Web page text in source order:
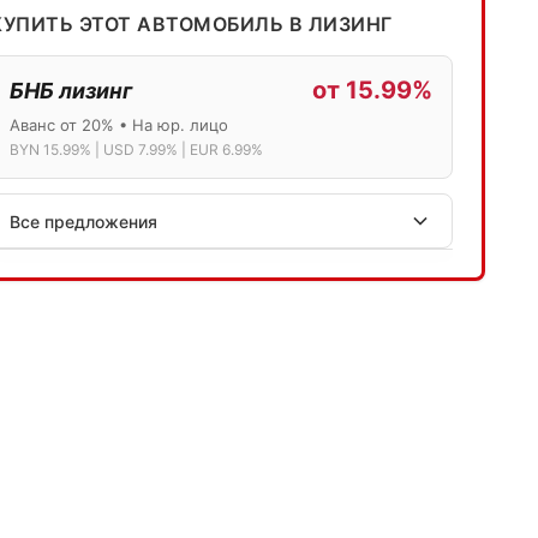
ЭТОТ АВТОМОБИЛЬ В ЛИЗИНГ
БНБ лизинг от 15.99%
Аванс от 20% • На юр. лицо
BYN 15.99% | USD 7.99% | EUR 6.99%
Все предложения
АСБ лизинг